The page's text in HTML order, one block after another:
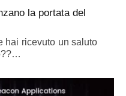
la portata del
hai ricevuto un saluto